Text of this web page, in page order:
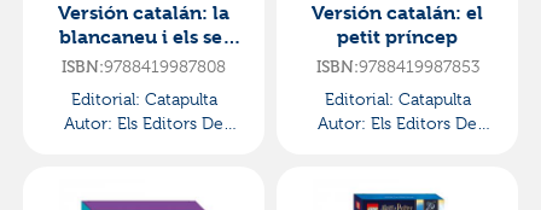
Versión catalán: la
blancaneu i els set
nans
ISBN:9788419987808
Editorial: Catapulta
Autor: Els Editors De
Versión catalán: el
petit príncep
ISBN:9788419987853
Editorial: Catapulta
Autor: Els Editors De